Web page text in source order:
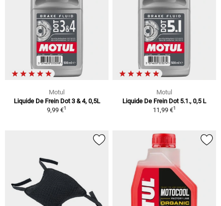
Motul
Liquide De Frein Dot 3 & 4, 0,5L
9,99 €1
Motul
Liquide De Frein Dot 5.1., 0,5 L
11,99 €1